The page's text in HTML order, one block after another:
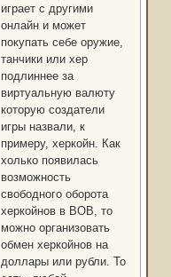
играет с другими
онлайн и может
покупать себе оружие,
танчики или хер
подлиннее за
виртуальную валюту
которую создатели
игры назвали, к
примеру, херкойн. Как
холько появилась
возможность
свободного оборота
херкойнов в ВОВ, то
можно организовать
обмен херкойнов на
доллары или рубли. То